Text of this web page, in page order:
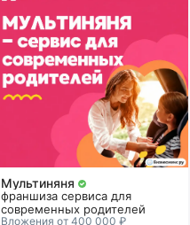
Мультиняня
франшиза сервиса для
современных родителей
Вложения от 400 000 ₽